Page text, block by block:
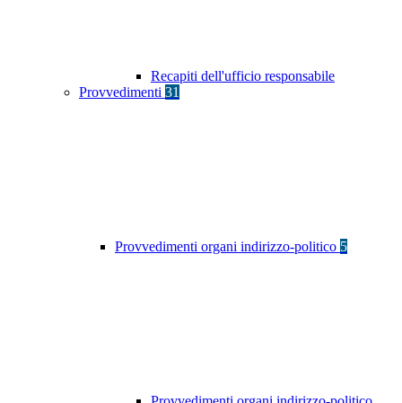
Recapiti dell'ufficio responsabile
Provvedimenti 31
Provvedimenti organi indirizzo-politico 5